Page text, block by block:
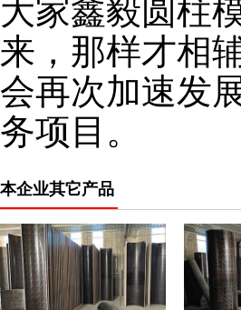
大家鑫毅圆柱
来，那样才相
会再次加速发
务项目。
本企业其它产品